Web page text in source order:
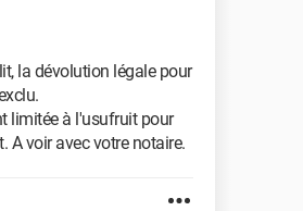
la dévolution légale pour
limitée à l'usufruit pour
A voir avec votre notaire.